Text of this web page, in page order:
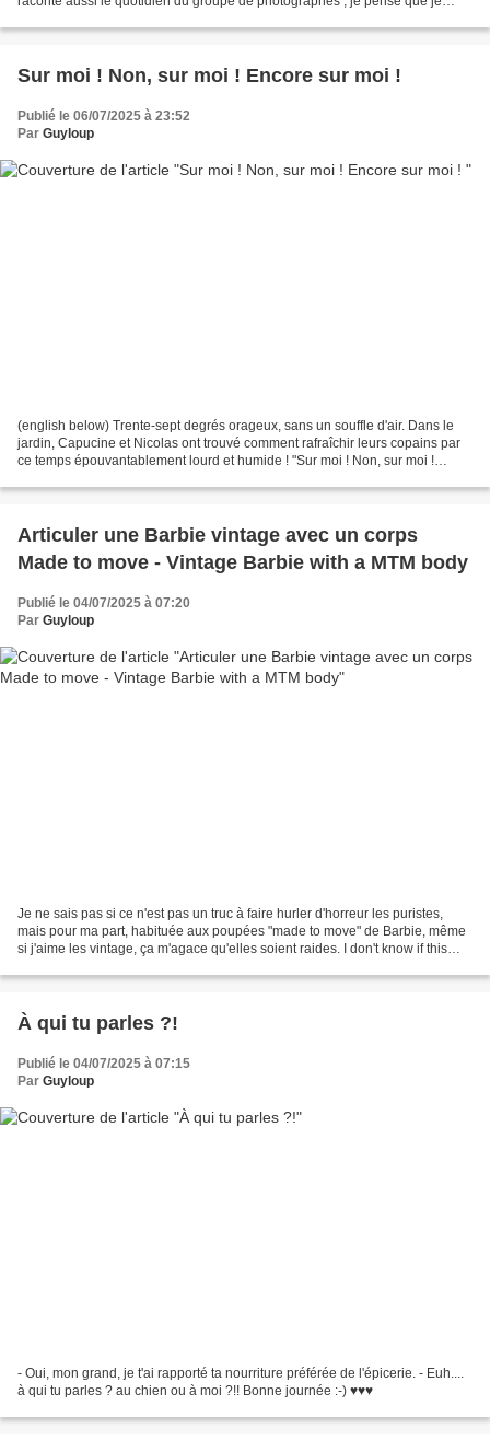
Sur moi ! Non, sur moi ! Encore sur moi !
Publié le 06/07/2025 à 23:52
Par Guyloup
(english below) Trente-sept degrés orageux, sans un souffle d'air. Dans le
jardin, Capucine et Nicolas ont trouvé comment rafraîchir leurs copains par
ce temps épouvantablement lourd et humide ! "Sur moi ! Non, sur moi !
Articuler une Barbie vintage avec un corps
Made to move - Vintage Barbie with a MTM body
Publié le 04/07/2025 à 07:20
Par Guyloup
Je ne sais pas si ce n'est pas un truc à faire hurler d'horreur les puristes,
mais pour ma part, habituée aux poupées "made to move" de Barbie, même
si j'aime les vintage, ça m'agace qu'elles soient raides. I don't know if this
À qui tu parles ?!
Publié le 04/07/2025 à 07:15
Par Guyloup
- Oui, mon grand, je t'ai rapporté ta nourriture préférée de l'épicerie. - Euh....
à qui tu parles ? au chien ou à moi ?!! Bonne journée :-) ♥♥♥